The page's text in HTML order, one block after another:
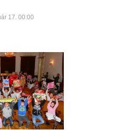
17. 00:00